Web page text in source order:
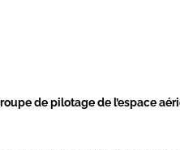
de pilotage de l’espace